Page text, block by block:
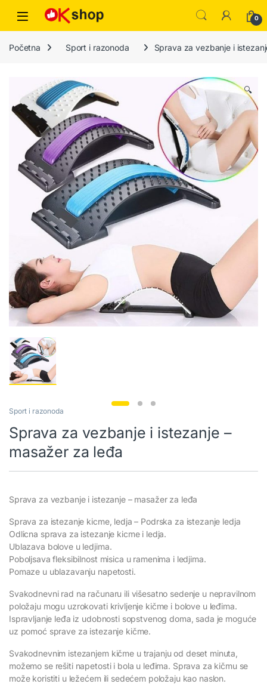
0
Početna Sport i razonoda Sprava za vezbanje i
🔍
Sport i razonoda
Sprava za vezbanje i istezanje –
masažer za leđa
Sprava za vezbanje i istezanje – masažer za leđa
Sprava za istezanje kicme, ledja – Podrska za istezanje ledja
Odlicna sprava za istezanje kicme i ledja.
Ublazava bolove u ledjima.
Poboljsava fleksibilnost misica u ramenima i ledjima.
Pomaze u ublazavanju napetosti.
Svakodnevni rad na računaru ili višesatno sedenje u nepravilnom
položaju mogu uzrokovati krivljenje kičme i bolove u leđima.
Ispravljanje leđa iz udobnosti sopstvenog doma, sada je moguće
uz pomoć sprave za istezanje kičme.
Svakodnevnim istezanjem kičme u trajanju od deset minuta,
možemo se rešiti napetosti i bola u leđima. Sprava za kičmu se
može koristiti u ležećem ili sedećem položaju kao naslon.